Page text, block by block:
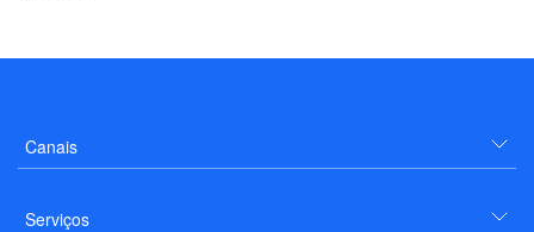
Canais
Serviços